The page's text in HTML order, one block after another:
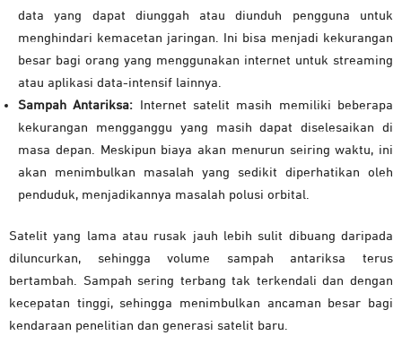
data yang dapat diunggah atau diunduh pengguna untuk
menghindari kemacetan jaringan. Ini bisa menjadi kekurangan
besar bagi orang yang menggunakan internet untuk streaming
atau aplikasi data-intensif lainnya.
Sampah Antariksa: Internet satelit masih memiliki beberapa
kekurangan mengganggu yang masih dapat diselesaikan di
masa depan. Meskipun biaya akan menurun seiring waktu, ini
akan menimbulkan masalah yang sedikit diperhatikan oleh
penduduk, menjadikannya masalah polusi orbital.
Satelit yang lama atau rusak jauh lebih sulit dibuang daripada
diluncurkan, sehingga volume sampah antariksa terus
bertambah. Sampah sering terbang tak terkendali dan dengan
kecepatan tinggi, sehingga menimbulkan ancaman besar bagi
kendaraan penelitian dan generasi satelit baru.